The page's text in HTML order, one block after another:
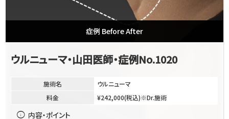
症例 Before After
ウルニューマ・山田医師・症例No.1020
施術名
ウルニューマ
料金
¥242,000(税込)※Dr.施術
info 内容・ポイント